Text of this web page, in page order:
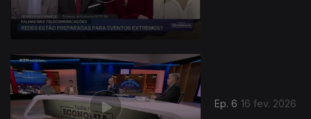
Ep. 6 16 fev. 2026
908248